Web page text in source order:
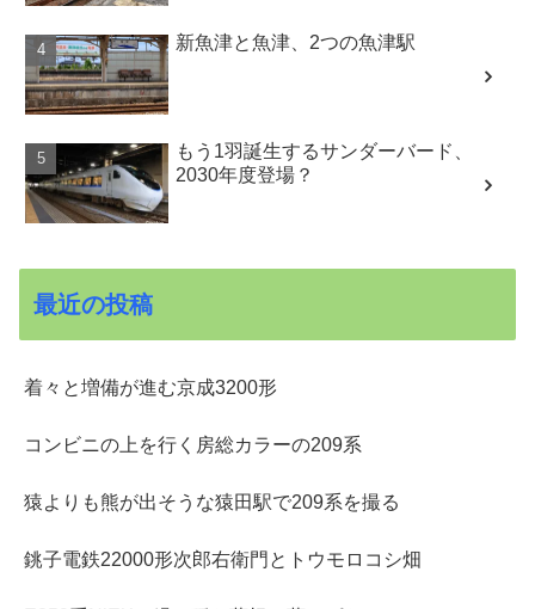
新魚津と魚津、2つの魚津駅
もう1羽誕生するサンダーバード、
2030年度登場？
最近の投稿
着々と増備が進む京成3200形
コンビニの上を行く房総カラーの209系
猿よりも熊が出そうな猿田駅で209系を撮る
銚子電鉄22000形次郎右衛門とトウモロコシ畑